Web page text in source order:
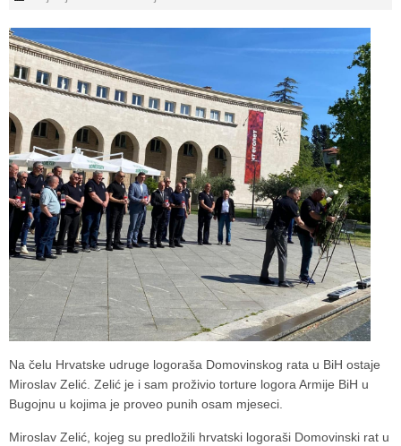
Na čelu Hrvatske udruge logoraša Domovinskog rata u BiH ostaje
Miroslav Zelić. Zelić je i sam proživio torture logora Armije BiH u
Bugojnu u kojima je proveo punih osam mjeseci.
Miroslav Zelić , kojeg su predložili hrvatski logoraši Domovinski rat u